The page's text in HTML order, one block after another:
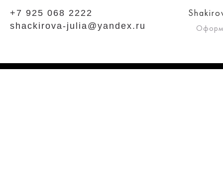
+7 925 068 2222
shackirova-julia@yandex.ru